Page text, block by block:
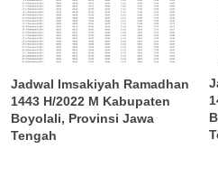
Jadwal Imsakiyah Ramadhan
1443 H/2022 M Kabupaten
Boyolali, Provinsi Jawa
Tengah